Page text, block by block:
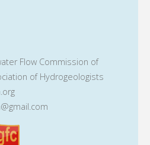
Flow Commission of
of Hydrogeologists